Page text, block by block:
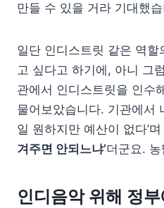
만들 수 있을 거라 기대했
일단 인디스트릿 같은 역
고 싶다고 하기에, 아니 그
관에서 인디스트릿을 인수
물어보았습니다. 기관에서
일 원하지만 예산이 없다’며
겨주면 안되느냐’더군요.
인디음악 위해 정